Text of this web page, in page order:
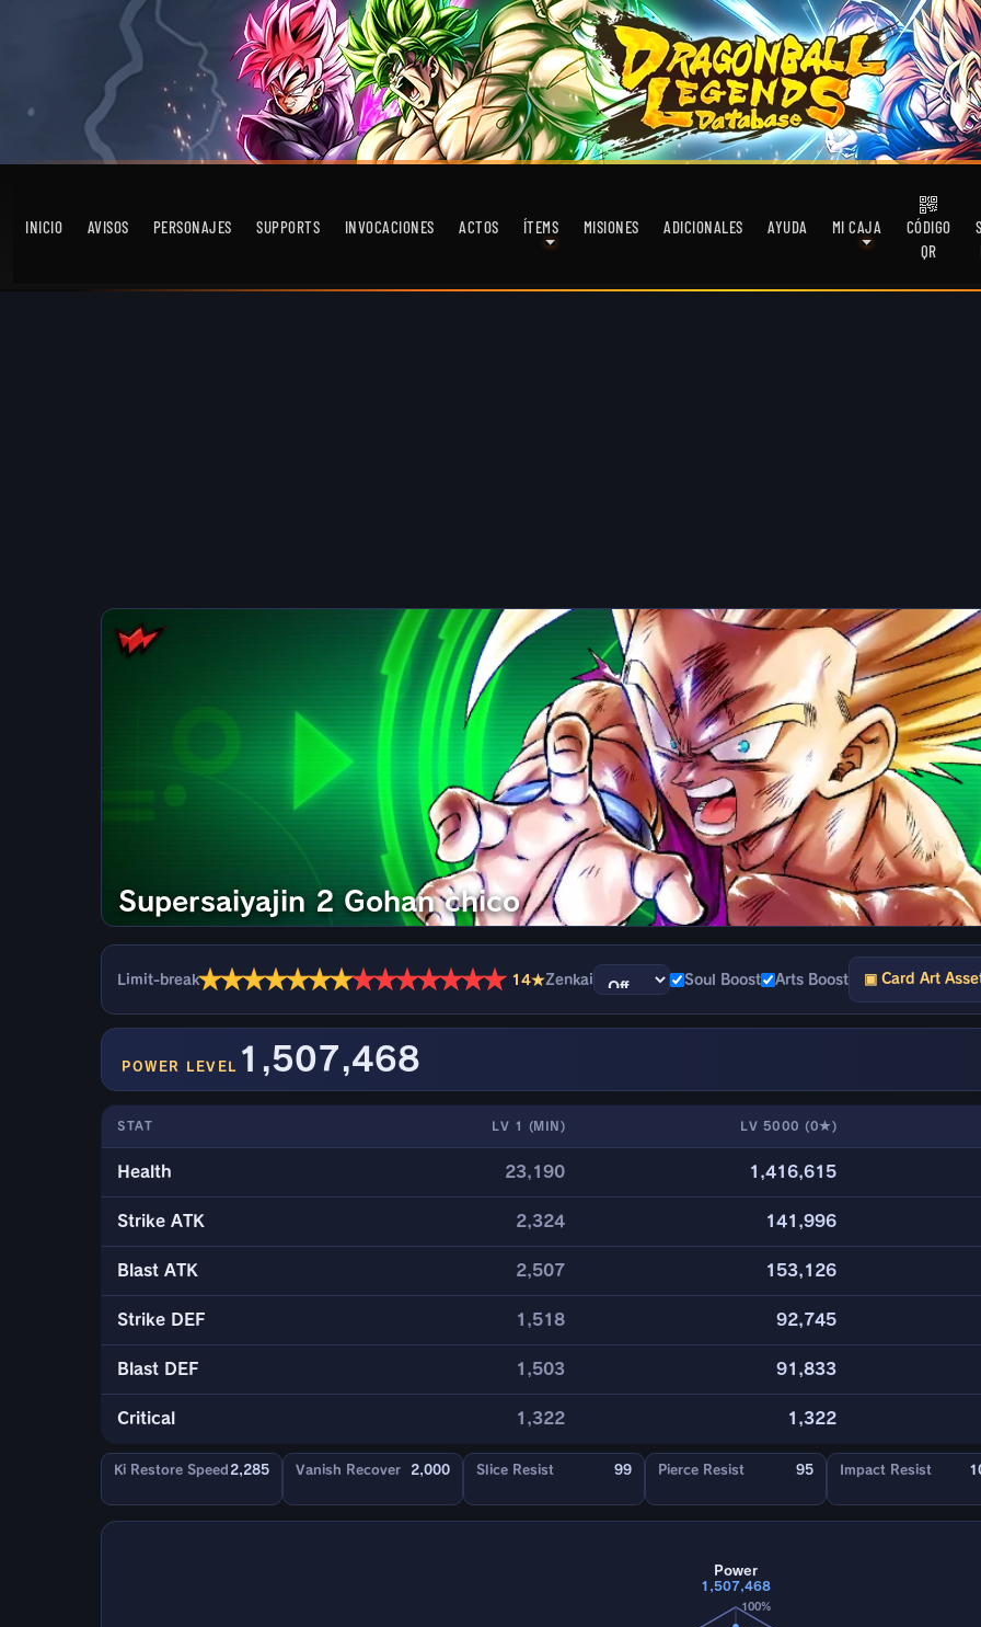
INICIO AVISOS PERSONAJES SUPPORTS INVOCACIONES ACTOS ÍTEMS MISIONES ADICIONALES AYUDA MI CAJA
CÓDIGO
QR
Supersaiyajin 2 Gohan chico
Limit-break★★★★★★★★★★★★★★ 14★Zenkai Soul Boost Arts Boost ▣ Card Art
POWER LEVEL 1,507,468
STAT LV 1 (MIN) LV 5000 (0★)
Health 23,190 1,416,615
Strike ATK 2,324 141,996
Blast ATK 2,507 153,126
Strike DEF 1,518 92,745
Blast DEF 1,503 91,833
Critical 1,322 1,322
Ki Restore Speed 2,285 Vanish Recover 2,000 Slice Resist 99 Pierce Resist 95 Impact Resist
100%
Power
1,507,468